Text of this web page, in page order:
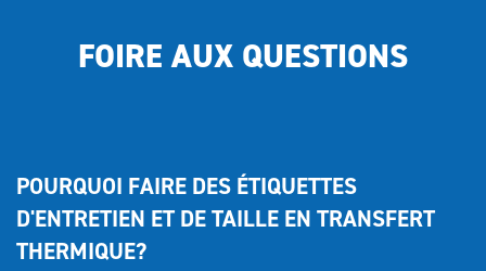
FOIRE AUX QUESTIONS
POURQUOI FAIRE DES ÉTIQUETTES
D'ENTRETIEN ET DE TAILLE EN TRANSFERT
THERMIQUE?